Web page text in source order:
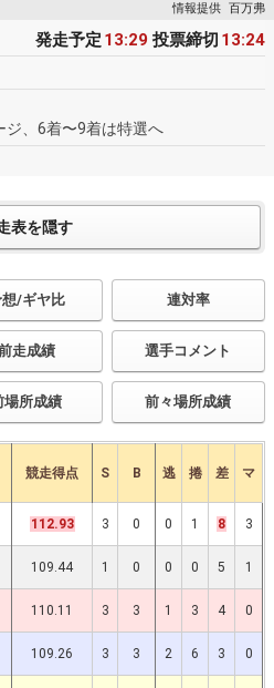
情報提供 百万弗
発走予定 13:29 投票締切 13:24
ジ、6着〜9着は特選へ
/ギヤ比 連対率
走成績 選手コメント
場所成績 前々場所成績
競走得点 S B 逃 捲 差 マ
112.93 3 0 0 1 8 3
109.44 1 0 0 0 5 1
110.11 3 3 1 3 4 0
109.26 3 3 2 6 3 0